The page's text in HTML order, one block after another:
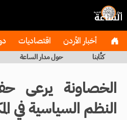
أخبار الأردن اقتصاديات
كتَّابنا حول مدار الساعة
الخصاونة يرعى
النظم السياسية في